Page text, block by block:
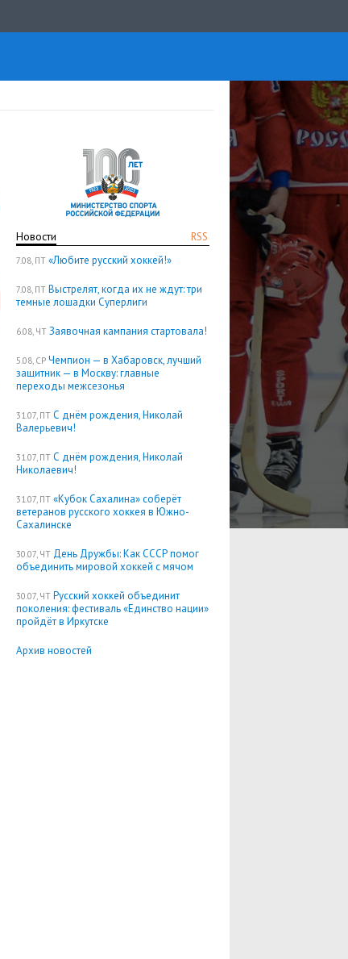
RSS
Новости
7.08, ПТ «Любите русский хоккей!»
7.08, ПТ Выстрелят, когда их не ждут: три
темные лошадки Суперлиги
6.08, ЧТ Заявочная кампания стартовала!
5.08, СР Чемпион — в Хабаровск, лучший
защитник — в Москву: главные
переходы межсезонья
31.07, ПТ С днём рождения, Николай
Валерьевич!
31.07, ПТ С днём рождения, Николай
Николаевич!
31.07, ПТ «Кубок Сахалина» соберёт
ветеранов русского хоккея в Южно-
Сахалинске
30.07, ЧТ День Дружбы: Как СССР помог
объединить мировой хоккей с мячом
30.07, ЧТ Русский хоккей объединит
поколения: фестиваль «Единство нации»
пройдёт в Иркутске
Архив новостей